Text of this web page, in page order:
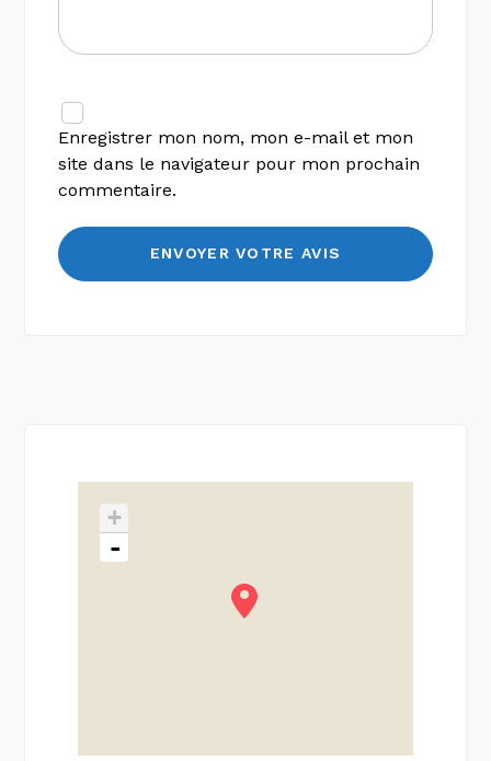
Enregistrer mon nom, mon e-mail et mon
site dans le navigateur pour mon prochain
commentaire.
+
-